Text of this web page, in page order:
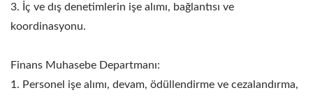
3. İç ve dış denetimlerin işe alımı, bağlantısı ve
koordinasyonu.
Finans Muhasebe Departmanı:
1. Personel işe alımı, devam, ödüllendirme ve cezalandırma,